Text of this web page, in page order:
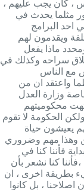
، كان يجب عليهم ،
مثلما يحدث في
احد البرامج
ويقدمون لهم
ماذا يفعل
سراحه وكذلك في
واعتقد ان من
وزارة العدل
محكوميتهم
الحكومة لا تقوم
يعيشون حياة
وهذا مهم وضروري
فأننا كنا في
كنا نشعر بأن
بطريقة اخرى ، ان
، بل كانوا